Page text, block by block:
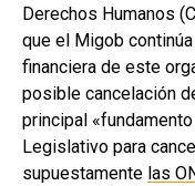
Derechos Humanos
que el Migob
financiera de este
posible cancelación
principal
Legislativo para
supuestamente las